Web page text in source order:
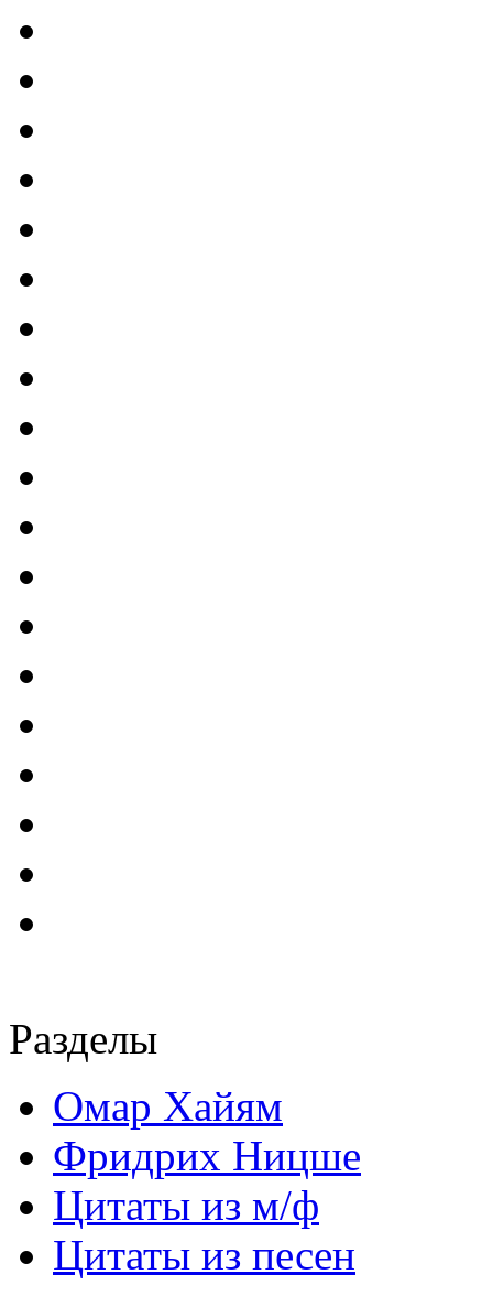
Разделы
Омар Хайям
Фридрих Ницше
Цитаты из м/ф
Цитаты из песен